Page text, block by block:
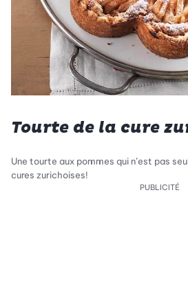
Tourte de la cure
Une tourte aux pommes qui n’est pas
cures zurichoises!
PUBLICITÉ